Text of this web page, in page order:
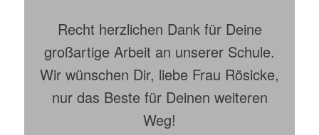
Recht herzlichen Dank für Deine
großartige Arbeit an unserer Schule.
Wir wünschen Dir, liebe Frau Rösicke,
nur das Beste für Deinen weiteren
Weg!